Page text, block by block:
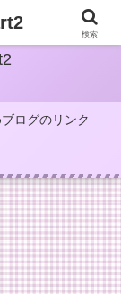
ログのリンク
検索